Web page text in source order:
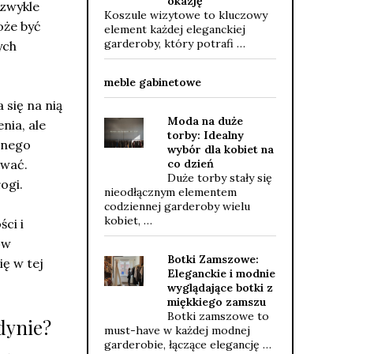
być
się na nią
ale
i
w tej
Koszule wizytowe to kluczowy
element każdej eleganckiej
garderoby, który potrafi …
meble gabinetowe
Moda na duże
torby: Idealny
wybór dla kobiet na
co dzień
Duże torby stały się
nieodłącznym elementem
codziennej garderoby wielu
kobiet, …
Botki Zamszowe:
Eleganckie i modnie
wyglądające botki z
miękkiego zamszu
Botki zamszowe to
must-have w każdej modnej
garderobie, łączące elegancję …